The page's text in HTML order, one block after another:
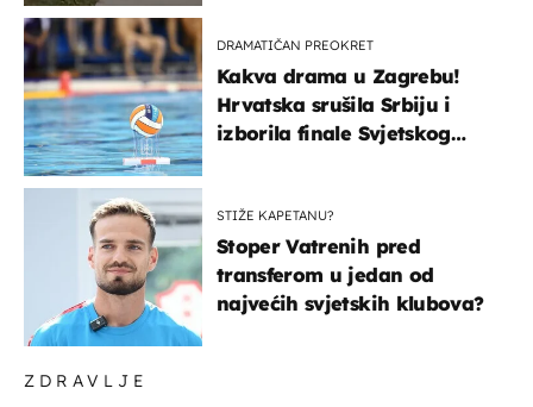
ZDRAVLJE
DRAMATIČAN PREOKRET
Kakva drama u Zagrebu!
Hrvatska srušila Srbiju i
izborila finale Svjetskog
STIŽE KAPETANU?
Stoper Vatrenih pred
transferom u jedan od
najvećih svjetskih klubova?